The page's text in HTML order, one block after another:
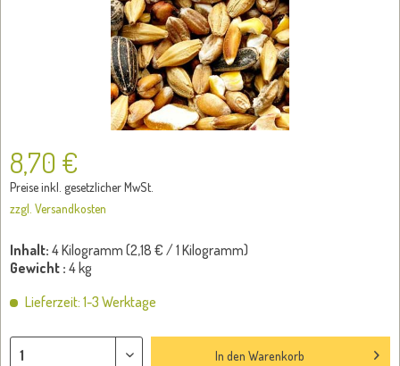
8,70 €
Preise inkl. gesetzlicher MwSt.
zzgl. Versandkosten
Inhalt: 4 Kilogramm (2,18 € / 1 Kilogramm)
Gewicht : 4 kg
Lieferzeit: 1-3 Werktage
In den Warenkorb